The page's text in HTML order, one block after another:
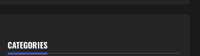
CATEGORIES